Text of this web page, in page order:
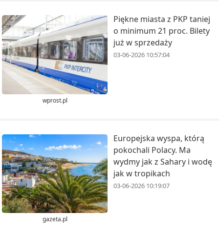
wprost.pl
Piękne miasta z PKP taniej
o minimum 21 proc. Bilety
już w sprzedaży
03-06-2026 10:57:04
gazeta.pl
Europejska wyspa, którą
pokochali Polacy. Ma
wydmy jak z Sahary i wodę
jak w tropikach
03-06-2026 10:19:07